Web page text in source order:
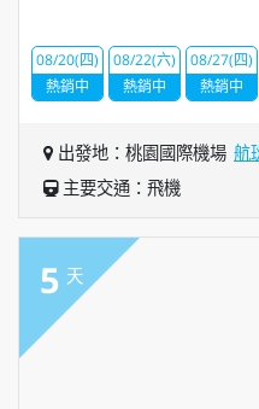
08/20(四)
熱銷中
08/22(六)
熱銷中
08/27(四)
熱銷中
出發地：桃園國際機場 航
主要交通：飛機
5 天